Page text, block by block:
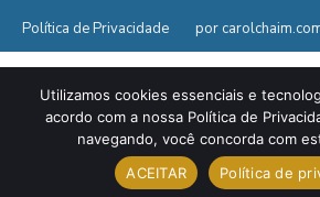
Política de Privacidade por
Utilizamos cookies essenciais e
acordo com a nossa Política de
navegando, você concorda com
ACEITAR
Política de